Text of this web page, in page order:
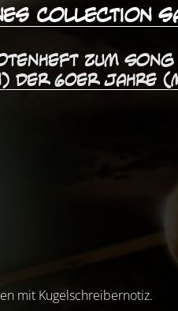
Collection
zum
der 60er Jahre
mit Kugelschreibernotiz.